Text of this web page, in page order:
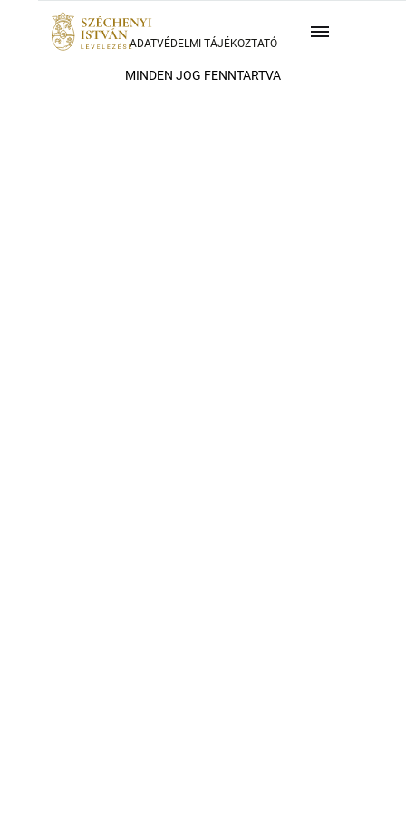
MINDEN JOG FENNTARTVA
ADATVÉDELMI TÁJÉKOZTATÓ